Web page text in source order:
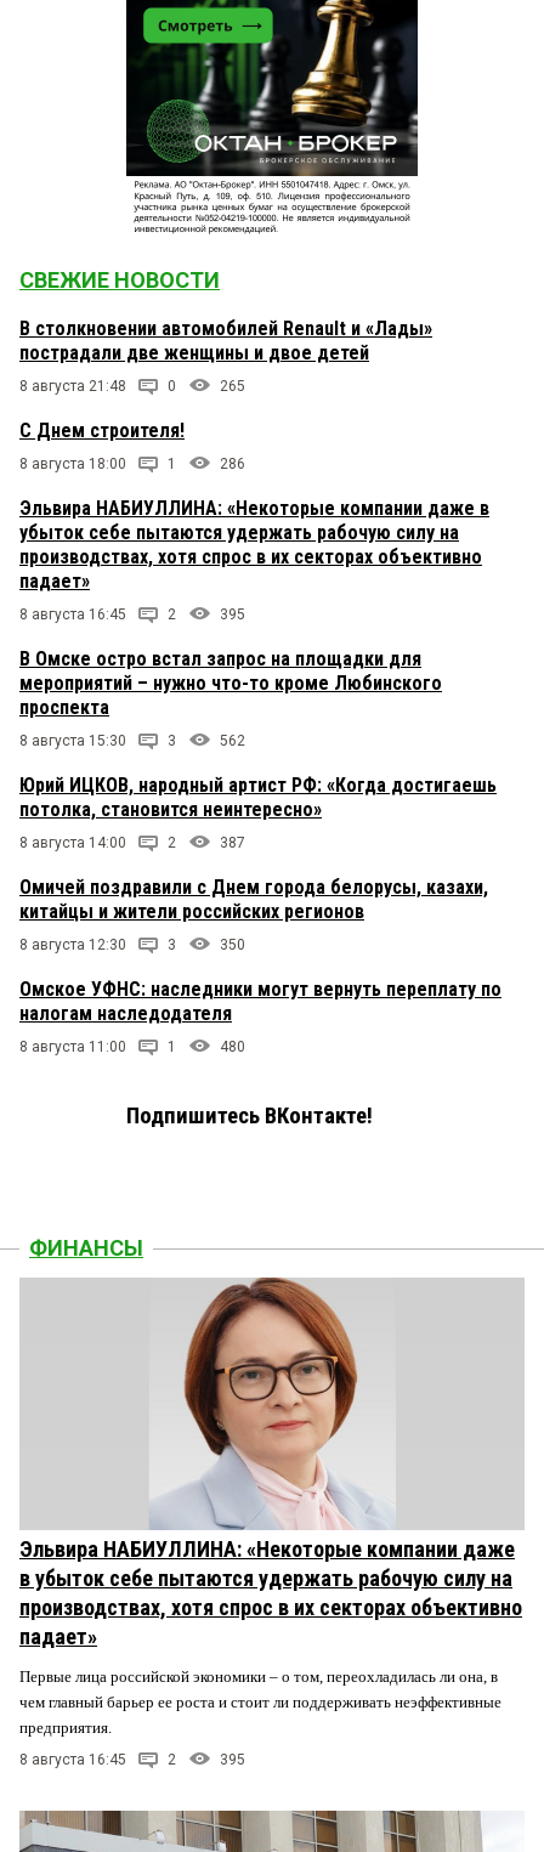
СВЕЖИЕ НОВОСТИ
В столкновении автомобилей Renault и «Лады»
пострадали две женщины и двое детей
8 августа 21:48 0 265
С Днем строителя!
8 августа 18:00 1 286
Эльвира НАБИУЛЛИНА: «Некоторые компании даже в
убыток себе пытаются удержать рабочую силу на
производствах, хотя спрос в их секторах объективно
падает»
8 августа 16:45 2 395
В Омске остро встал запрос на площадки для
мероприятий – нужно что-то кроме Любинского
проспекта
8 августа 15:30 3 562
Юрий ИЦКОВ, народный артист РФ: «Когда достигаешь
потолка, становится неинтересно»
8 августа 14:00 2 387
Омичей поздравили с Днем города белорусы, казахи,
китайцы и жители российских регионов
8 августа 12:30 3 350
Омское УФНС: наследники могут вернуть переплату по
налогам наследодателя
8 августа 11:00 1 480
Подпишитесь ВКонтакте!
ФИНАНСЫ
Эльвира НАБИУЛЛИНА: «Некоторые компании даже
в убыток себе пытаются удержать рабочую силу на
производствах, хотя спрос в их секторах объективно
падает»
Первые лица российской экономики – о том, переохладилась ли она, в
чем главный барьер ее роста и стоит ли поддерживать неэффективные
предприятия.
8 августа 16:45 2 395